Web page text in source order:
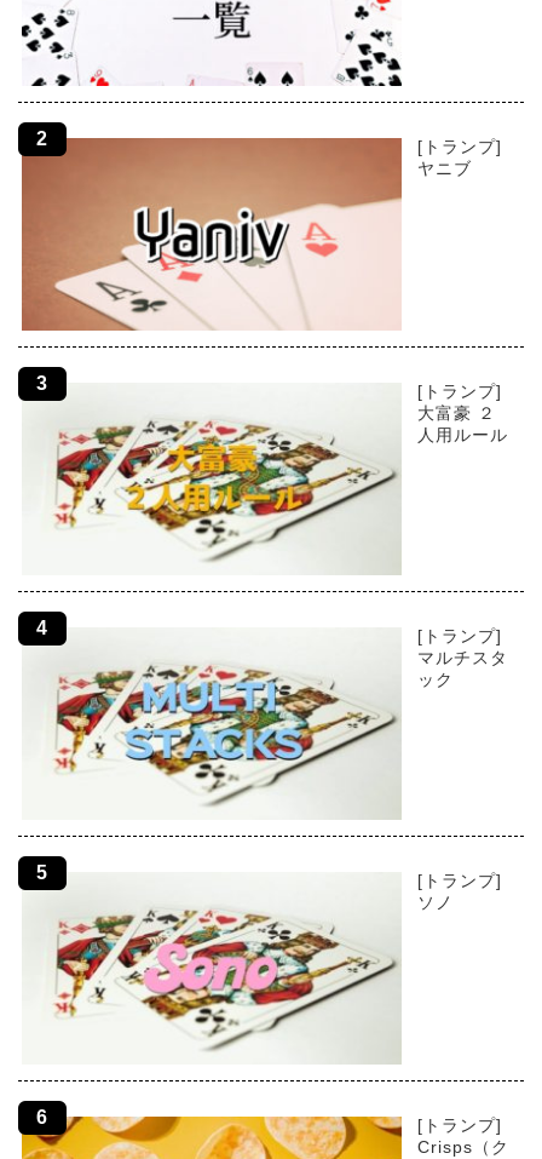
[トランプ]
ヤニブ
[トランプ]
大富豪 ２
人用ルール
[トランプ]
マルチスタ
ック
[トランプ]
ソノ
[トランプ]
Crisps（ク